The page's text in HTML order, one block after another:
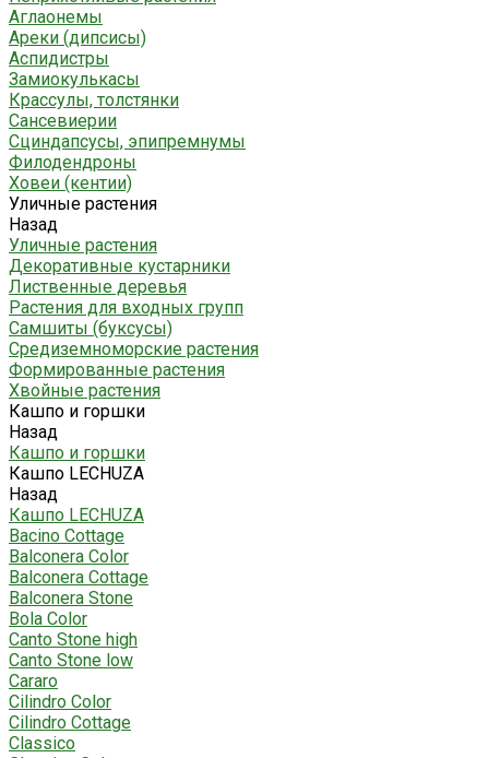
Аглаонемы
Ареки (дипсисы)
Аспидистры
Замиокулькасы
Крассулы, толстянки
Сансевиерии
Сциндапсусы, эпипремнумы
Филодендроны
Ховеи (кентии)
Уличные растения
Назад
Уличные растения
Декоративные кустарники
Лиственные деревья
Растения для входных групп
Самшиты (буксусы)
Средиземноморские растения
Формированные растения
Хвойные растения
Кашпо и горшки
Назад
Кашпо и горшки
Кашпо LECHUZA
Назад
Кашпо LECHUZA
Bacino Cottage
Balconera Color
Balconera Cottage
Balconera Stone
Bola Color
Canto Stone high
Canto Stone low
Cararo
Cilindro Color
Cilindro Cottage
Classico